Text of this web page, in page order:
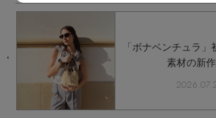
「ボナベンチュラ
素材の新